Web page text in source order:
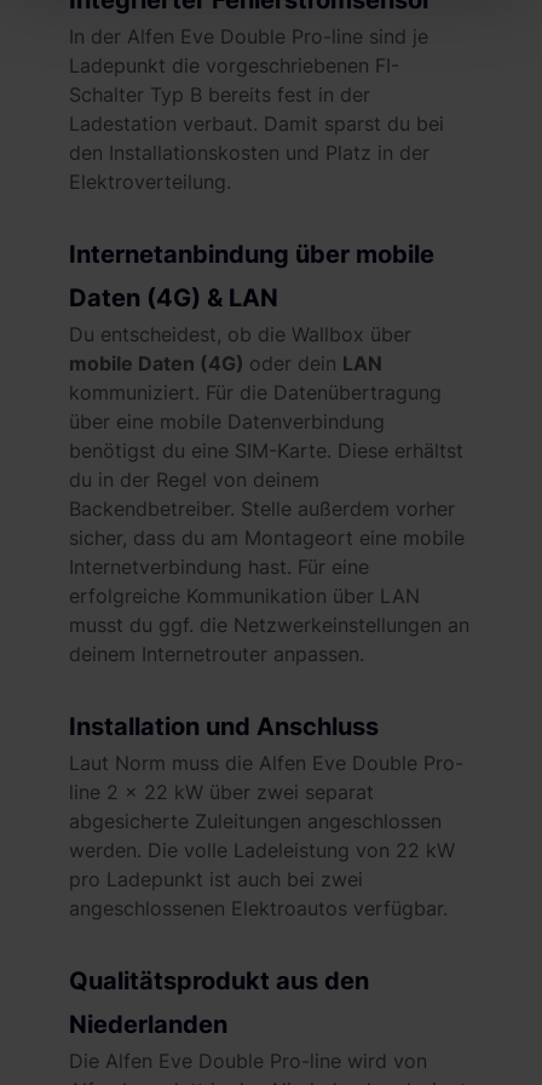
Wir verwenden Cookies, um Inhalte und Anzeigen zu
personalisieren, Funktionen für soziale Medien anbieten
zu können und die Zugriffe auf unsere Website zu
analysieren. Außerdem geben wir Informationen zu Ihrer
Verwendung unserer Website an unsere Partner für
weiteren Daten zusammen, die du ihnen bereitgestellt
hast oder die sie im Rahmen deiner Nutzung der Dienste
Datenschutzerklärung
In der Alfen Eve Double Pro-line sind je
Ladepunkt die vorgeschriebenen FI-
Schalter Typ B bereits fest in der
Ladestation verbaut. Damit sparst du bei
den Installationskosten und Platz in der
Elektroverteilung.
Internetanbindung über mobile
Daten (4G) & LAN
Du entscheidest, ob die Wallbox über
mobile Daten (4G) oder dein LAN
kommuniziert. Für die Datenübertragung
über eine mobile Datenverbindung
benötigst du eine SIM-Karte. Diese erhältst
du in der Regel von deinem
Backendbetreiber. Stelle außerdem vorher
sicher, dass du am Montageort eine mobile
Internetverbindung hast. Für eine
erfolgreiche Kommunikation über LAN
musst du ggf. die Netzwerkeinstellungen an
deinem Internetrouter anpassen.
Installation und Anschluss
Laut Norm muss die Alfen Eve Double Pro-
line 2 x 22 kW über zwei separat
abgesicherte Zuleitungen angeschlossen
werden. Die volle Ladeleistung von 22 kW
pro Ladepunkt ist auch bei zwei
angeschlossenen Elektroautos verfügbar.
Qualitätsprodukt aus den
Niederlanden
Die Alfen Eve Double Pro-line wird von